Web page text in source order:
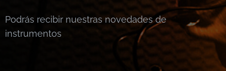
Podrás recibir nuestras novedades de
instrumentos